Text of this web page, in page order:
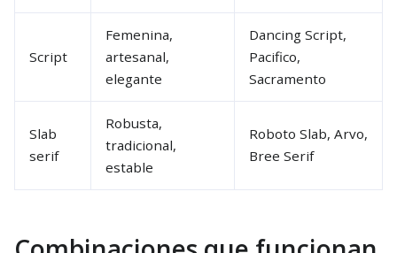
Script
Femenina,
artesanal,
elegante
Dancing Script,
Pacifico,
Sacramento
Slab
serif
Robusta,
tradicional,
estable
Roboto Slab, Arvo,
Bree Serif